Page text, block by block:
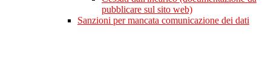
pubblicare sul sito web)
Sanzioni per mancata comunicazione dei dati